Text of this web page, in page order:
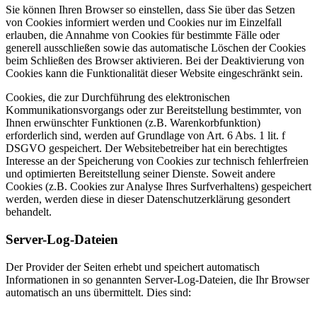
Sie können Ihren Browser so einstellen, dass Sie über das Setzen
von Cookies informiert werden und Cookies nur im Einzelfall
erlauben, die Annahme von Cookies für bestimmte Fälle oder
generell ausschließen sowie das automatische Löschen der Cookies
beim Schließen des Browser aktivieren. Bei der Deaktivierung von
Cookies kann die Funktionalität dieser Website eingeschränkt sein.
Cookies, die zur Durchführung des elektronischen
Kommunikationsvorgangs oder zur Bereitstellung bestimmter, von
Ihnen erwünschter Funktionen (z.B. Warenkorbfunktion)
erforderlich sind, werden auf Grundlage von Art. 6 Abs. 1 lit. f
DSGVO gespeichert. Der Websitebetreiber hat ein berechtigtes
Interesse an der Speicherung von Cookies zur technisch fehlerfreien
und optimierten Bereitstellung seiner Dienste. Soweit andere
Cookies (z.B. Cookies zur Analyse Ihres Surfverhaltens) gespeichert
werden, werden diese in dieser Datenschutzerklärung gesondert
behandelt.
Server-Log-Dateien
Der Provider der Seiten erhebt und speichert automatisch
Informationen in so genannten Server-Log-Dateien, die Ihr Browser
automatisch an uns übermittelt. Dies sind: